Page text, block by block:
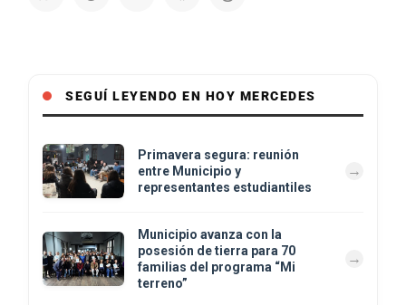
SEGUÍ LEYENDO EN HOY MERCEDES
Primavera segura: reunión
entre Municipio y
representantes estudiantiles
Municipio avanza con la
posesión de tierra para 70
familias del programa “Mi
terreno”